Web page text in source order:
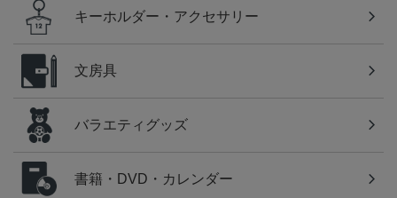
キーホルダー・アクセサリー
文房具
バラエティグッズ
書籍・DVD・カレンダー